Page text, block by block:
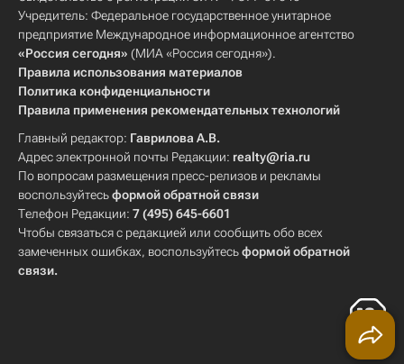
Учредитель: Федеральное государственное унитарное
предприятие Международное информационное агентство
«Россия сегодня» (МИА «Россия сегодня»).
Правила использования материалов
Политика конфиденциальности
Правила применения рекомендательных технологий
Главный редактор: Гаврилова А.В.
Адрес электронной почты Редакции: realty@ria.ru
По вопросам размещения пресс-релизов и рекламы
воспользуйтесьформой обратной связи
Телефон Редакции: 7 (495) 645-6601
Чтобы связаться с редакцией или сообщить обо всех
замеченных ошибках, воспользуйтесьформой обратной
связи.